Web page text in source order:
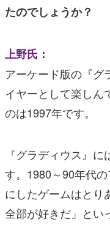
たのでしょうか？
上野氏：
アーケード版の『
イヤーとして楽しん
のは1997年です。
『グラディウス』
す。1980～90年代
にしたゲームはとり
全部が好きだ」とい